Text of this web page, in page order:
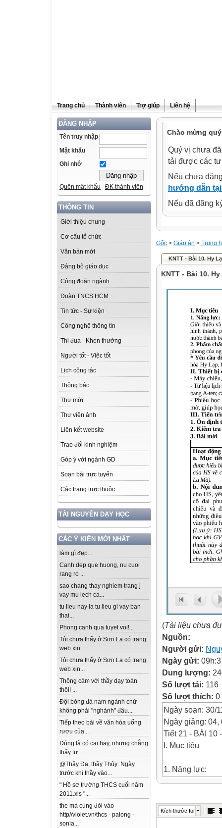
Trang chủ Thành viên Trợ giúp Liên hệ
ĐĂNG NHẬP
Tên truy nhập
Mật khẩu
Ghi nhớ
Quên mật khẩu ĐK thành viên
THÔNG TIN
Giới thiệu chung
Cơ cấu tổ chức
Văn bản mới
Đảng bộ giáo dục
Công đoàn ngành
Đoàn TNCS HCM
Tin tức - Sự kiện
Công nghệ thông tin
Thi đua - Khen thưởng
Người tốt - Việc tốt
Lịch công tác
Thông báo
Thư mời
Thư viện ảnh
Liên kết website
Trao đổi kinh nghiệm
Góp ý với ngành GD
Soạn bài trực tuyến
Các trang trực thuộc
TÀI NGUYÊN DẠY HỌC
CÁC Ý KIẾN MỚI NHẤT
làm gì đẹp...
Canh dep que huong, nu cuoi
rang ro ...
sao chang thay nghiem trang j
vay mu lech ca...
tu lieu nay la tu lieu gi vay ban
thai...
Phong canh qua tuyet voi!...
Tôi chưa thấy ở Sơn La có trang
web xịn...
Tôi chưa thấy ở Sơn La có trang
web xịn...
Thông cảm với thầy dạy toán
thôi! ...
Đội bóng đá nam ngành chứ
không phải "nghành" đâu...
Tiếp theo bài về văn hóa uống
rượu của...
Đúng là có cai hay, nhưng chẳng
thấy tự...
@Thầy Đa, thầy Thủy: Ngày
trước khi thầy vào...
" Hồ sơ trường THCS cuối năm
2011.xls "...
the mà cung đòi vào
http//violet.vn/thcs - palong -
sonla...
Chào mừng
Quý vị chưa
tải được các
Nếu chưa
hướng dẫn
Nếu đã đăng
Gốc > Giáo án > Trung
KNTT - Bài 10. Hy
KNTT - Bài 10.
(Tài liệu chưa
Nguồn:
Người gửi:
Ngày gửi:
Dung lượng:
Số lượt tải: 116
Số lượt thích: 0
Ngày soạn: 30/
Ngày giảng: 04,
Tiết 21 - BÀI 10
I. Mục tiêu
1. Năng lực:
hình thành,
tổ chức nhà
Kích thước font